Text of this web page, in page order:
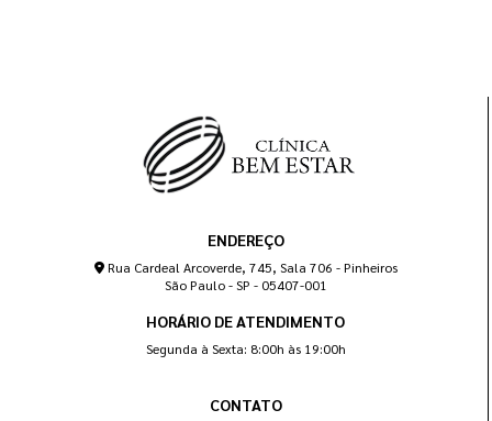
ENDEREÇO
Rua Cardeal Arcoverde, 745, Sala 706 - Pinheiros
São Paulo - SP - 05407-001
HORÁRIO DE ATENDIMENTO
Segunda à Sexta: 8:00h às 19:00h
CONTATO